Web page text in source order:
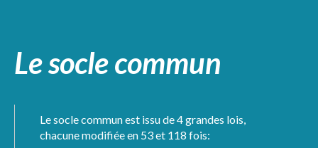
Le socle commun
Le socle commun est issu de 4 grandes lois,
chacune modifiée en 53 et 118 fois: